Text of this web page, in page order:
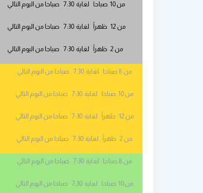
من 10 صباحا لغاية 7:30 صباحا من اليوم التالي
من 12 ظهراً لغاية 7:30 صباحا من اليوم التالي
من 2 ظهراً لغاية 7:30 صباحا من اليوم التالي
من 8 صباحا لغاية 7:30 صباحا من اليوم التالي
من 10 صباحا لغاية 7:30 صباحا من اليوم التالي
من 12 ظهراً لغاية 7:30 صباحا من اليوم التالي
من 2 ظهراً لغاية 7:30 صباحا من اليوم التالي
من 8 صباحا لغاية 7:30 صباحا من اليوم التالي
من 10 صباحا لغاية 7:30 صباحا من اليوم التالي